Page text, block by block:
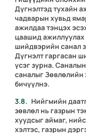
Дүгнэлтэд тухайн
чадварын хувьд
ажилдаа тэнцэх
цаашид ажиллуулах
шийдвэрийн санал
Дүгнэлт гаргасан
үсэг зурна.
саналыг Зөвлөлийн
бичүүлнэ.
Нийгмийн
зөвлөл нь газрын
хуудсыг аймаг,
хэлтэс, газрын